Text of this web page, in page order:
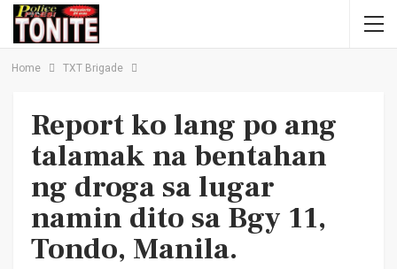
Home TXT Brigade
Report ko lang po ang
talamak na bentahan
ng droga sa lugar
namin dito sa Bgy 11,
Tondo, Manila.